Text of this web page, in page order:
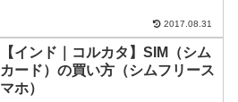
2017.08.31
【インド｜コルカタ】SIM（シム
カード）の買い方（シムフリース
マホ）